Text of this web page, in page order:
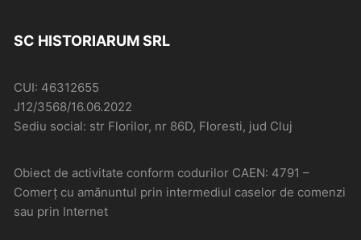
SC HISTORIARUM SRL
CUI: 46312655
J12/3568/16.06.2022
Sediu social: str Florilor, nr 86D, Floresti, jud Cluj
Obiect de activitate conform codurilor CAEN: 4791 –
Comerţ cu amănuntul prin intermediul caselor de comenzi
sau prin Internet